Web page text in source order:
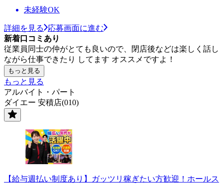
未経験OK
詳細を見る
応募画面に進む
新着口コミあり
従業員同士の仲がとても良いので、閉店後などは楽しく話し
ながら仕事できたり してます オススメですよ！
もっと見る
もっと見る
アルバイト・パート
ダイエー 安積店(010)
【給与週払い制度あり】ガッツリ稼ぎたい方歓迎！ホールス